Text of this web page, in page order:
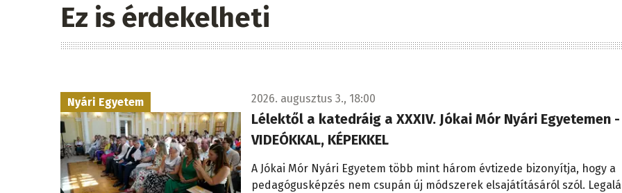
Ez is érdekelheti
Nyári Egyetem 2026. augusztus 3., 18:00
Lélektől a katedráig a XXXIV. Jókai Mór Nyári Egyetemen -
VIDEÓKKAL, KÉPEKKEL
A Jókai Mór Nyári Egyetem több mint három évtizede bizonyítja, hogy a
pedagógusképzés nem csupán új módszerek elsajátításáról szól.